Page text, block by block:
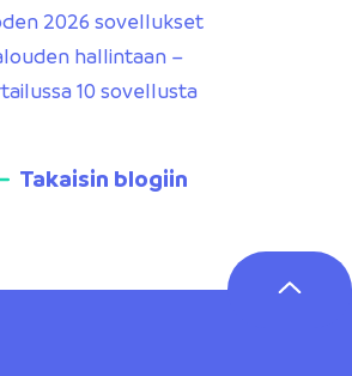
2026 sovellukset
hallintaan –
10 sovellusta
Takaisin blogiin